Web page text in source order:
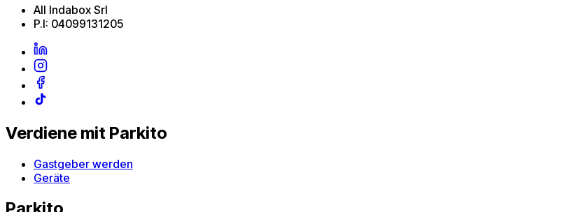
All Indabox Srl
P.I: 04099131205
Verdiene mit Parkito
Gastgeber werden
Geräte